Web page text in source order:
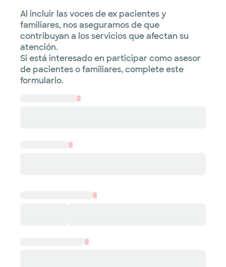
Al incluir las voces de ex pacientes y
familiares, nos aseguramos de que
contribuyan a los servicios que afectan su
atención.
Si está interesado en participar como asesor
de pacientes o familiares, complete este
formulario.